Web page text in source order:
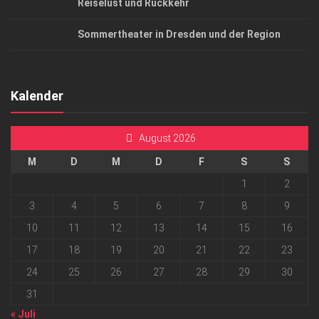
Reiselust und Rückkehr
Sommertheater in Dresden und der Region
Kalender
August 2026
M D M D F S
S
1
2
3
4 5 6 7 8
9
10
11 12 13 14 15
16
17
18 19 20 21 22
23
24
25 26 27 28 29
30
31
« Juli